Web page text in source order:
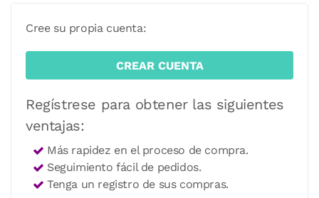
Cree su propia cuenta:
CREAR CUENTA
Regístrese para obtener las siguientes
ventajas:
Más rapidez en el proceso de compra.
Seguimiento fácil de pedidos.
Tenga un registro de sus compras.